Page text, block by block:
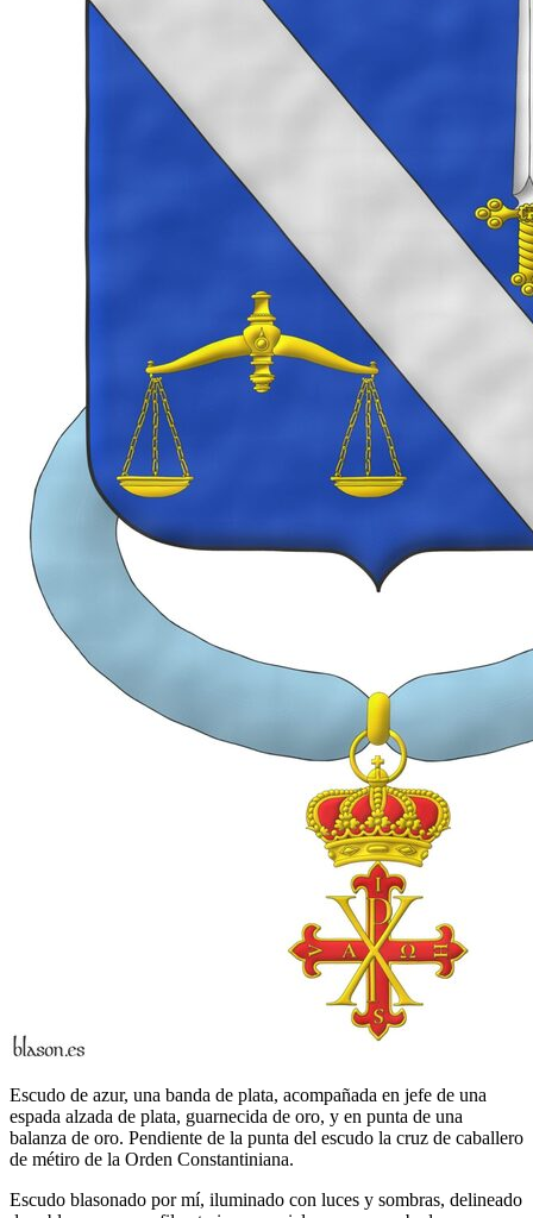
Escudo de azur, una banda de plata, acompañada en jefe de una
espada alzada de plata, guarnecida de oro, y en punta de una
balanza de oro. Pendiente de la punta del escudo la cruz de caballero
de métiro de la Orden Constantiniana.
Escudo blasonado por mí, iluminado con luces y sombras, delineado